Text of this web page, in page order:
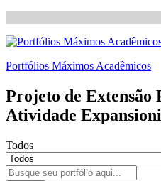
Portfólios Máximos Acadêmicos
Projeto de
Atividade
Todos